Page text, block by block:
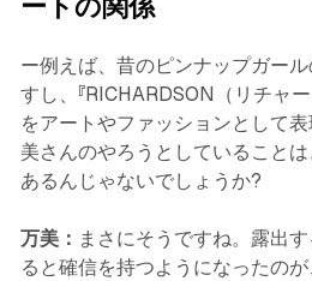
ートの関係
ー例えば、昔のピンナップガー
すし、『RICHARDSON（リチャ
をアートやファッションとして
美さんのやろうとしていること
あるんじゃないでしょうか?
万美： まさにそうですね。露出
ると確信を持つようになったのが